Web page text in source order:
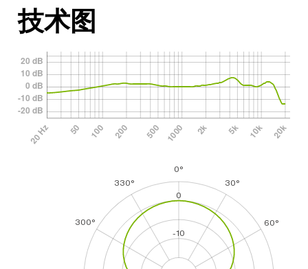
技术图
0°
30°
60°
300°
330°
-10
0